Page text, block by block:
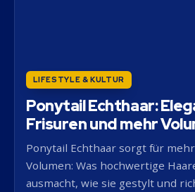
LIFESTYLE & KULTUR
Ponytail Echthaar:
Frisuren und mehr
Ponytail Echthaar sorgt für
Volumen: Was hochwertige
ausmacht, wie sie gestylt und